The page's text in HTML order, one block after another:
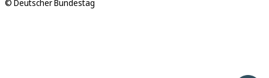
© Deutscher Bundestag